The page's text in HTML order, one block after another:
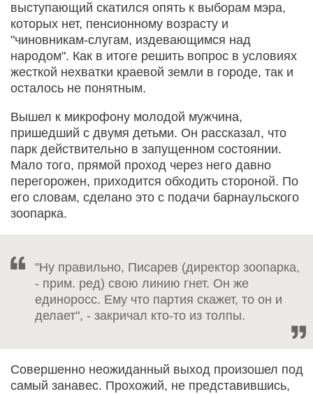
выступающий скатился опять к выборам мэра,
которых нет, пенсионному возрасту и
"чиновникам-слугам, издевающимся над
народом". Как в итоге решить вопрос в условиях
жесткой нехватки краевой земли в городе, так и
осталось не понятным.
Вышел к микрофону молодой мужчина,
пришедший с двумя детьми. Он рассказал, что
парк действительно в запущенном состоянии.
Мало того, прямой проход через него давно
перегорожен, приходится обходить стороной. По
его словам, сделано это с подачи барнаульского
зоопарка.
"Ну правильно, Писарев (директор зоопарка,
- прим. ред) свою линию гнет. Он же
единоросс. Ему что партия скажет, то он и
делает", - закричал кто-то из толпы.
Совершенно неожиданный выход произошел под
самый занавес. Прохожий, не представившись,